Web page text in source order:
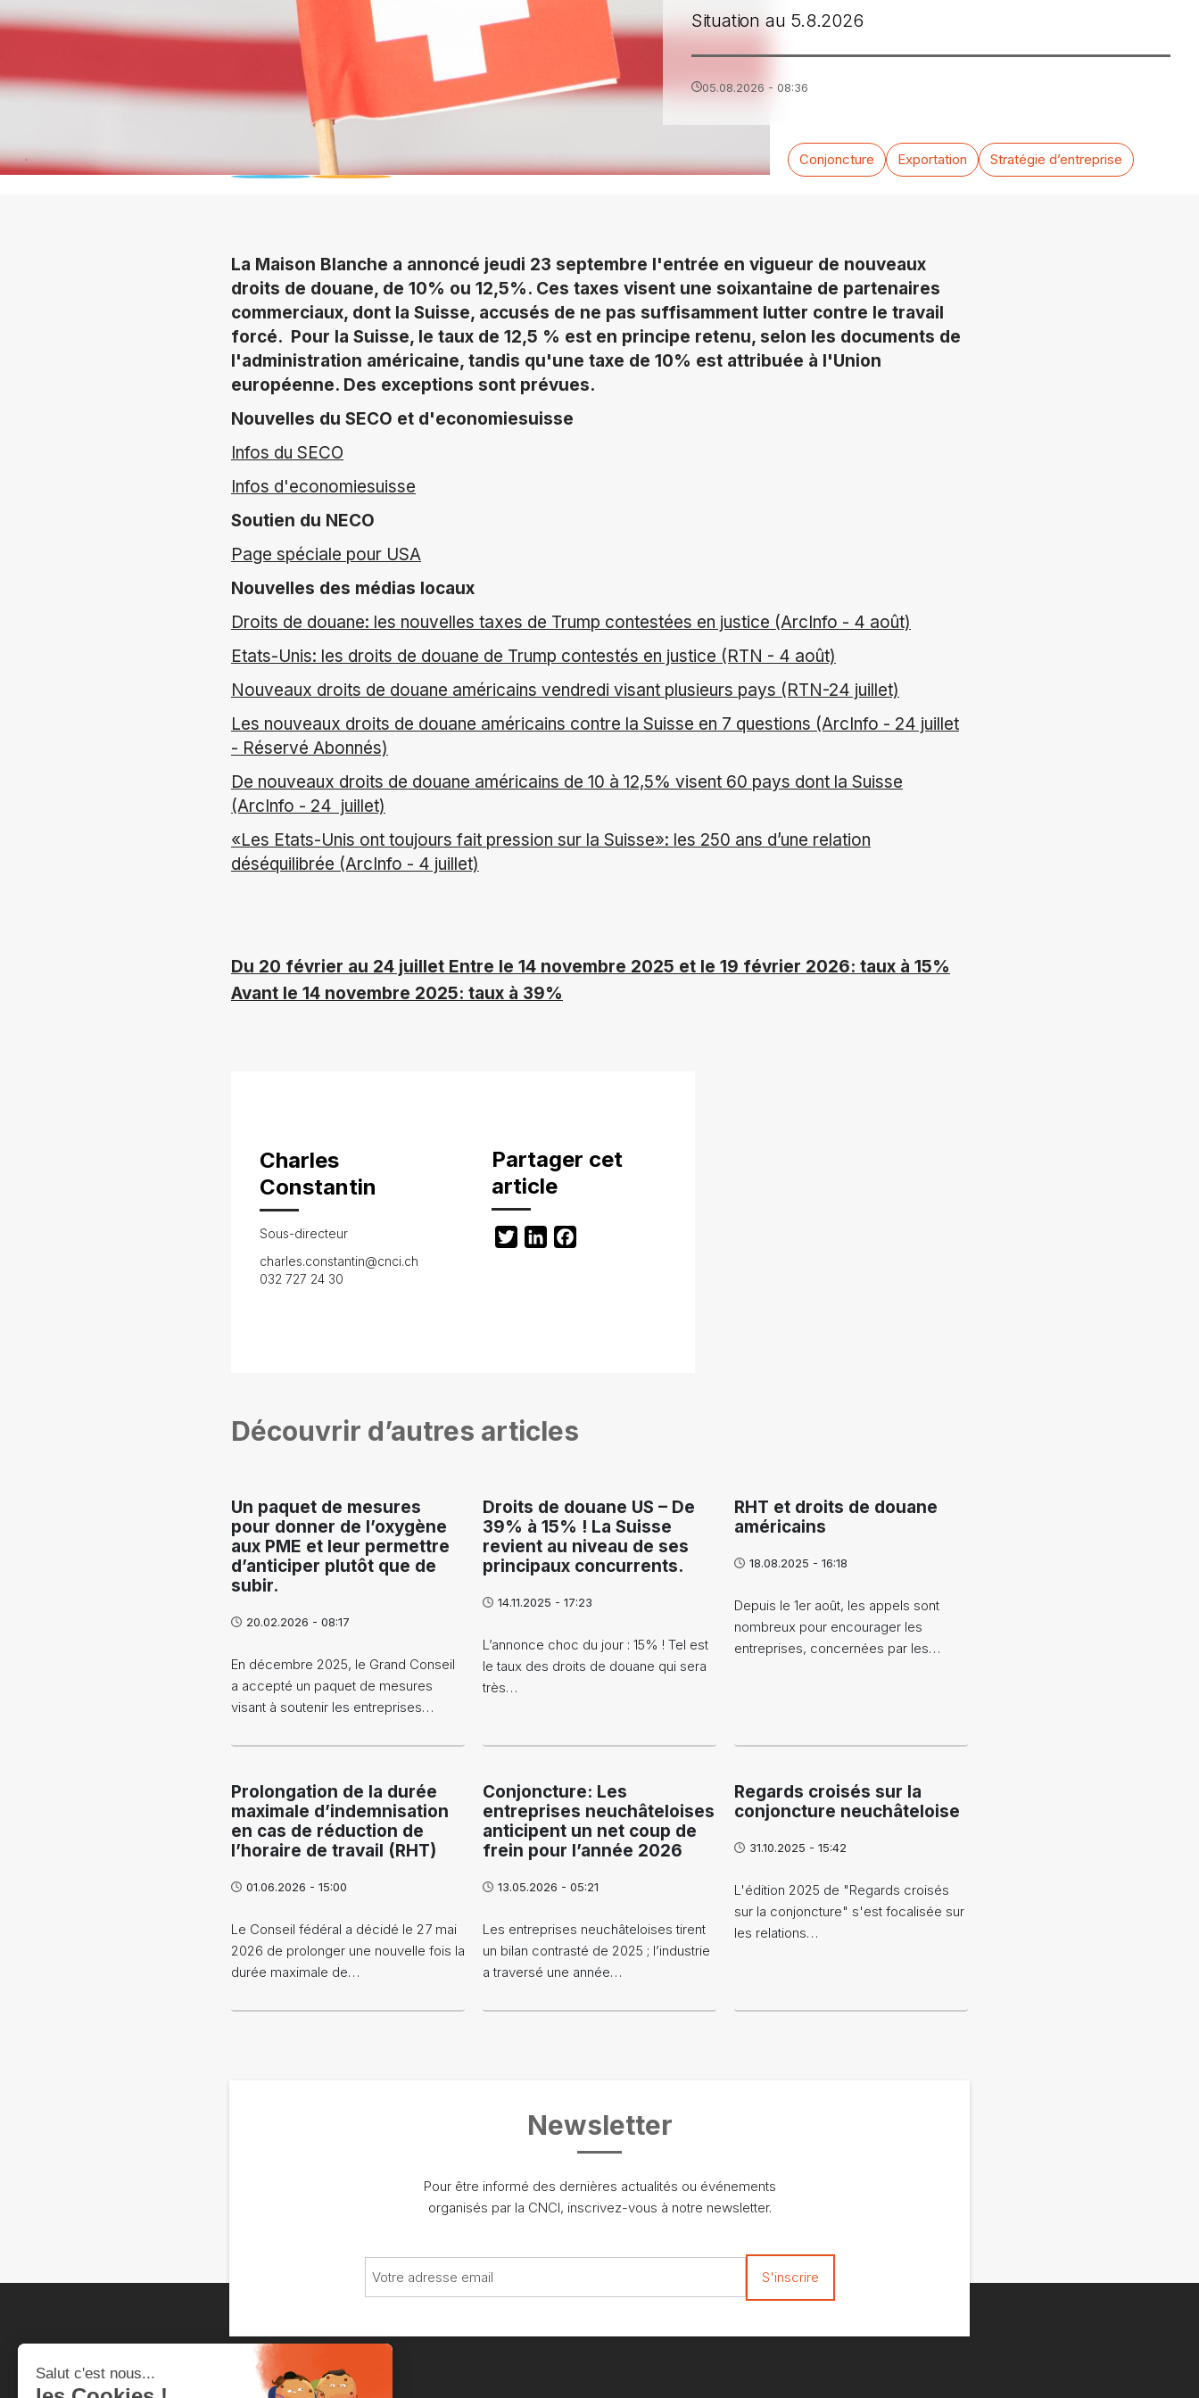
Situation au 5.8.2026
05.08.2026 - 08:36
Conjoncture Exportation Stratégie d’entreprise
La Maison Blanche a annoncé jeudi 23 septembre l'entrée en vigueur de nouveaux
droits de douane, de 10% ou 12,5%. Ces taxes visent une soixantaine de partenaires
commerciaux, dont la Suisse, accusés de ne pas suffisamment lutter contre le travail
forcé. Pour la Suisse, le taux de 12,5 % est en principe retenu, selon les documents de
l'administration américaine, tandis qu'une taxe de 10% est attribuée à l'Union
européenne. Des exceptions sont prévues.
Nouvelles du SECO et d'economiesuisse
Infos du SECO
Infos d'economiesuisse
Soutien du NECO
Page spéciale pour USA
Nouvelles des médias locaux
Droits de douane: les nouvelles taxes de Trump contestées en justice (ArcInfo - 4 août)
Etats-Unis: les droits de douane de Trump contestés en justice (RTN - 4 août)
Nouveaux droits de douane américains vendredi visant plusieurs pays (RTN-24 juillet)
Les nouveaux droits de douane américains contre la Suisse en 7 questions (ArcInfo - 24 juillet
- Réservé Abonnés)
De nouveaux droits de douane américains de 10 à 12,5% visent 60 pays dont la Suisse
(ArcInfo - 24 juillet)
«Les Etats-Unis ont toujours fait pression sur la Suisse»: les 250 ans d’une relation
déséquilibrée (ArcInfo - 4 juillet)
Du 20 février au 24 juillet Entre le 14 novembre 2025 et le 19 février 2026: taux à 15%
Avant le 14 novembre 2025: taux à 39%
Charles
Constantin
Sous-directeur
charles.constantin@cnci.ch
032 727 24 30
Partager cet
article
TwitterLinkedIn
Découvrir d’autres articles
Un paquet de mesures
pour donner de l’oxygène
aux PME et leur permettre
d’anticiper plutôt que de
subir.
20.02.2026 - 08:17
En décembre 2025, le Grand Conseil
a accepté un paquet de mesures
visant à soutenir les entreprises…
Droits de douane US – De
39% à 15% ! La Suisse
revient au niveau de ses
principaux concurrents.
14.11.2025 - 17:23
L’annonce choc du jour : 15% ! Tel est
le taux des droits de douane qui sera
très…
RHT et droits de douane
américains
18.08.2025 - 16:18
Depuis le 1er août, les appels sont
nombreux pour encourager les
entreprises, concernées par les…
Prolongation de la durée
maximale d’indemnisation
en cas de réduction de
l’horaire de travail (RHT)
01.06.2026 - 15:00
Le Conseil fédéral a décidé le 27 mai
2026 de prolonger une nouvelle fois la
durée maximale de…
Conjoncture: Les
entreprises neuchâteloises
anticipent un net coup de
frein pour l’année 2026
13.05.2026 - 05:21
Les entreprises neuchâteloises tirent
un bilan contrasté de 2025 ; l’industrie
a traversé une année…
Regards croisés sur la
conjoncture neuchâteloise
31.10.2025 - 15:42
L'édition 2025 de "Regards croisés
sur la conjoncture" s'est focalisée sur
les relations…
Newsletter
Pour être informé des dernières actualités ou événements
organisés par la CNCI, inscrivez-vous à notre newsletter.